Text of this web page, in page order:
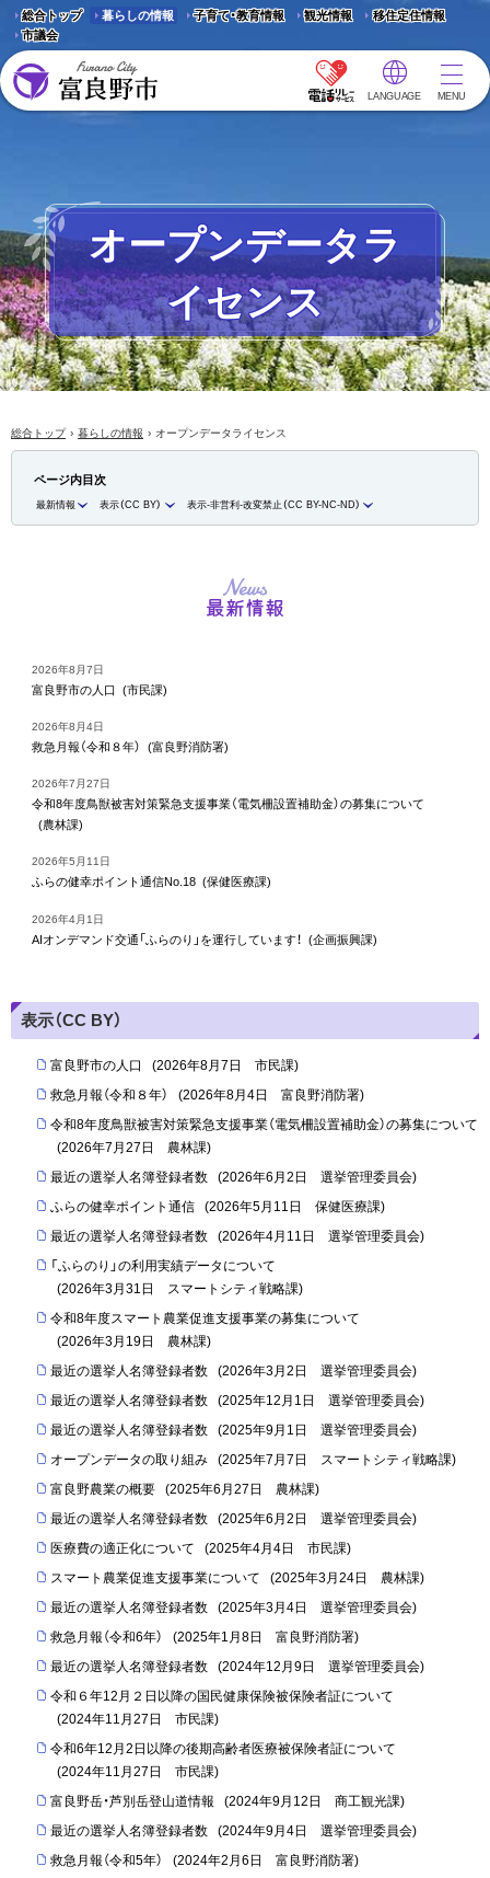
総合トップ 暮らしの情報 子育て・教育情報 観光情報
移住定住情報
市議会
富良野市 - Frano City
LANGUAGE MENU
オープンデータラ
イセンス
総合トップ › 暮らしの情報 › オープンデータライセンス
ページ内目次
最新情報 表示（CC BY） 表示-非営利-改変禁止（CC BY-NC-ND）
最新情報
2026年8月7日
富良野市の人口 (市民課)
2026年8月4日
救急月報（令和８年） (富良野消防署)
2026年7月27日
令和8年度鳥獣被害対策緊急支援事業（電気柵設置補助金）の募集について
(農林課)
2026年5月11日
ふらの健幸ポイント通信No.18 (保健医療課)
2026年4月1日
AIオンデマンド交通「ふらのり」を運行しています！ (企画振興課)
表示（CC BY）
富良野市の人口 (2026年8月7日 市民課)
救急月報（令和８年）
(2026年8月4日 富良野消防署)
令和8年度鳥獣被害対策緊急支援事業（電気柵設置補助金）の募集について
(2026年7月27日 農林課)
最近の選挙人名簿登録者数
(2026年6月2日 選挙管理委員会)
ふらの健幸ポイント通信
(2026年5月11日 保健医療課)
最近の選挙人名簿登録者数
(2026年4月11日 選挙管理委員会)
「ふらのり」の利用実績データについて
(2026年3月31日 スマートシティ戦略課)
令和8年度スマート農業促進支援事業の募集について
(2026年3月19日 農林課)
最近の選挙人名簿登録者数
(2026年3月2日 選挙管理委員会)
最近の選挙人名簿登録者数
(2025年12月1日 選挙管理委員会)
最近の選挙人名簿登録者数
(2025年9月1日 選挙管理委員会)
オープンデータの取り組み
(2025年7月7日 スマートシティ戦略課)
富良野農業の概要
(2025年6月27日 農林課)
最近の選挙人名簿登録者数
(2025年6月2日 選挙管理委員会)
医療費の適正化について
(2025年4月4日 市民課)
スマート農業促進支援事業について
(2025年3月24日 農林課)
最近の選挙人名簿登録者数
(2025年3月4日 選挙管理委員会)
救急月報（令和6年）
(2025年1月8日 富良野消防署)
最近の選挙人名簿登録者数
(2024年12月9日 選挙管理委員会)
令和６年12月２日以降の国民健康保険被保険者証について
(2024年11月27日 市民課)
令和6年12月2日以降の後期高齢者医療被保険者証について
(2024年11月27日 市民課)
富良野岳・芦別岳登山道情報
(2024年9月12日 商工観光課)
最近の選挙人名簿登録者数
(2024年9月4日 選挙管理委員会)
救急月報（令和5年）
(2024年2月6日 富良野消防署)